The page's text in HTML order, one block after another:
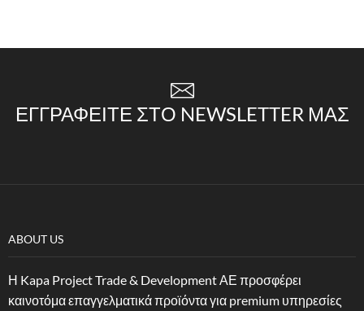
ΕΓΓΡΑΦΕΊΤΕ ΣΤΟ NEWSLETTER ΜΑΣ
ABOUT US
Η Kapa Project Trade & Development ΑΕ προσφέρει
καινοτόμα επαγγελματικά προϊόντα για premium υπηρεσίες